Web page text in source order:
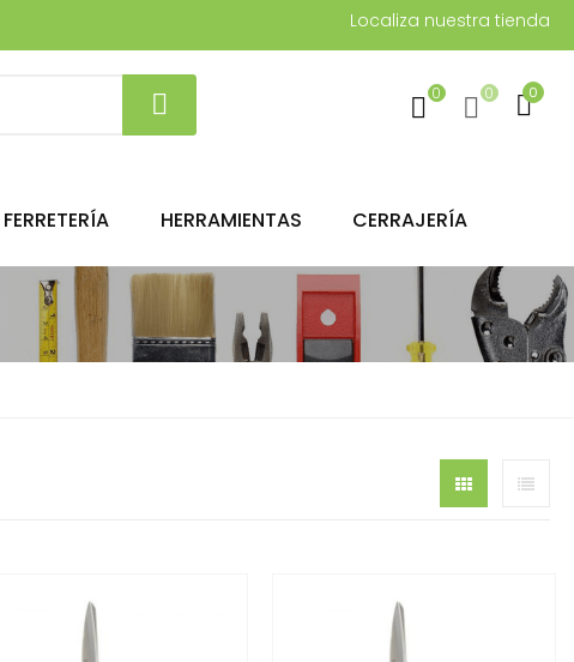
Localiza nuestra tienda
0
0 0
FERRETERÍA HERRAMIENTAS CERRAJERÍA